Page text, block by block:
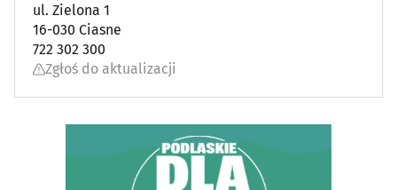
Telewizja kablowa, cyfrowa, naziemna
Tworzywa sztuczne(11)
(20)
ul. Zielona 1
16-030 Ciasne
722 302 300
Zgłoś do aktualizacji